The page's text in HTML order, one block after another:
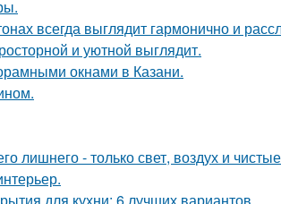
всегда выглядит гармонично и
и уютной выглядит.
окнами в Казани.
лишнего - только свет, воздух и